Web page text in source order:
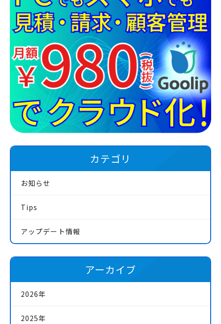
カテゴリ
お知らせ
Tips
アップデート情報
アーカイブ
2026年
2025年